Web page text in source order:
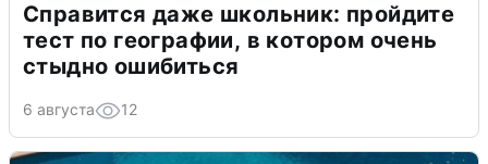
Справится даже школьник: пройдите
тест по географии, в котором очень
стыдно ошибиться
6 августа 12